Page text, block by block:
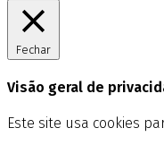
Fechar
Visão geral de
Este site usa cookies